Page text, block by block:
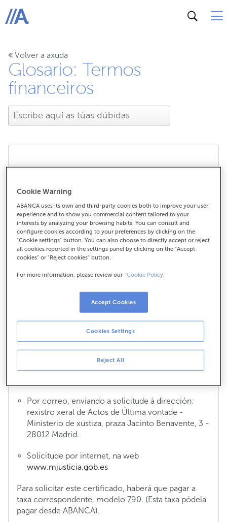
ABANCA
Volver a axuda
Glosario: Termos
financeiros
vontades
Certificado de últimas vontades
Documento que acredita se unha persoa outorgou
solicitude deste certificado non poderá realizarse ata
15 días hábiles desde o
. Solicitarase por escrito e deberá
acompañarse do Certificado de Defunción, en
formato orixinal ou copia compulsada. O certificado
de últimas vontades pódese solicitar dos seguintes
modos:
Presencialmente, nas Xerencias Territoriais do
Por correo, enviando a solicitude á dirección:
rexistro xeral de Actos de Última vontade -
Ministerio de xustiza, praza Jacinto Benavente, 3 -
28012 Madrid.
Solicitude por internet, na web
www.mjusticia.gob.es
Para solicitar este certificado, haberá que pagar a
taxa correspondente, modelo 790. (Esta taxa pódela
pagar desde ABANCA).
Cookie Warning
ABANCA uses its own and third-party cookies both to improve your user
experience and to show you commercial content tailored to your
interests by analyzing your browsing habits. You can consult and
configure cookies according to your preferences by clicking on the
"Cookie settings" button. You can also choose to directly accept or reject
all cookies reported in the settings panel by clicking on the "Accept
cookies" or "Reject cookies" button.
For more information, please review our Cookie Policy.
Reject All
Cookies Settings
Accept Cookies